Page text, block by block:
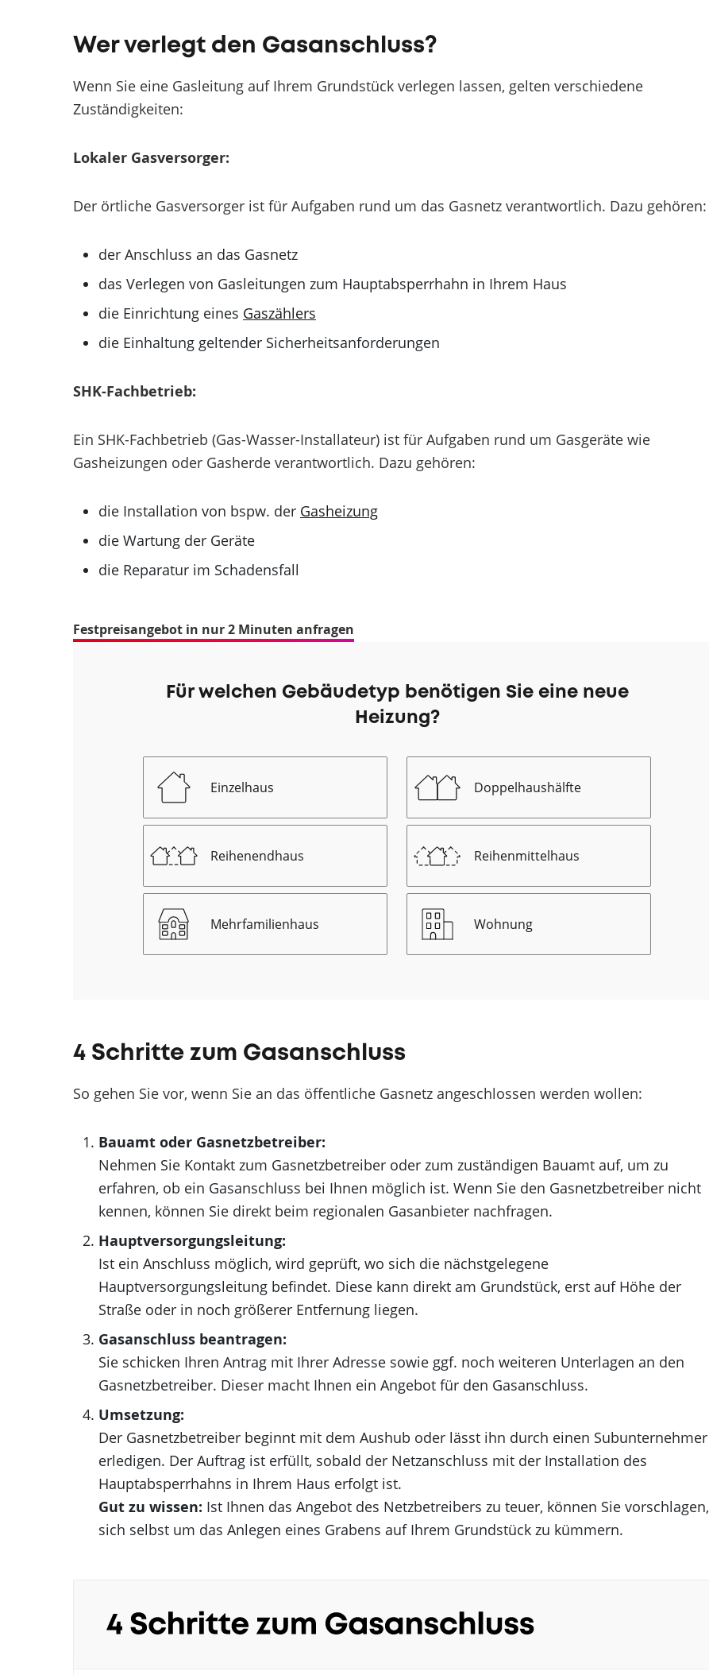
Wer verlegt den Gasanschluss?
Wenn Sie eine Gasleitung auf Ihrem Grundstück verlegen lassen, gelten verschiedene
Zuständigkeiten:
Lokaler Gasversorger:
Der örtliche Gasversorger ist für Aufgaben rund um das Gasnetz verantwortlich. Dazu gehören:
der Anschluss an das Gasnetz
das Verlegen von Gasleitungen zum Hauptabsperrhahn in Ihrem Haus
die Einrichtung eines Gaszählers
die Einhaltung geltender Sicherheitsanforderungen
SHK-Fachbetrieb:
Ein SHK-Fachbetrieb (Gas-Wasser-Installateur) ist für Aufgaben rund um Gasgeräte wie
Gasheizungen oder Gasherde verantwortlich. Dazu gehören:
die Installation von bspw. der Gasheizung
die Wartung der Geräte
die Reparatur im Schadensfall
Festpreisangebot in nur 2 Minuten anfragen
Für welchen Gebäudetyp benötigen Sie eine neue
Heizung?
Einzelhaus Doppelhaushälfte
Reihenendhaus Reihenmittelhaus
Mehrfamilienhaus Wohnung
4 Schritte zum Gasanschluss
So gehen Sie vor, wenn Sie an das öffentliche Gasnetz angeschlossen werden wollen:
Bauamt oder Gasnetzbetreiber:
Nehmen Sie Kontakt zum Gasnetzbetreiber oder zum zuständigen Bauamt auf, um zu
erfahren, ob ein Gasanschluss bei Ihnen möglich ist. Wenn Sie den Gasnetzbetreiber nicht
kennen, können Sie direkt beim regionalen Gasanbieter nachfragen.
Hauptversorgungsleitung:
Ist ein Anschluss möglich, wird geprüft, wo sich die nächstgelegene
Hauptversorgungsleitung befindet. Diese kann direkt am Grundstück, erst auf Höhe der
Straße oder in noch größerer Entfernung liegen.
Gasanschluss beantragen:
Sie schicken Ihren Antrag mit Ihrer Adresse sowie ggf. noch weiteren Unterlagen an den
Gasnetzbetreiber. Dieser macht Ihnen ein Angebot für den Gasanschluss.
Umsetzung:
Der Gasnetzbetreiber beginnt mit dem Aushub oder lässt ihn durch einen Subunternehmer
erledigen. Der Auftrag ist erfüllt, sobald der Netzanschluss mit der Installation des
Hauptabsperrhahns in Ihrem Haus erfolgt ist.
Gut zu wissen: Ist Ihnen das Angebot des Netzbetreibers zu teuer, können Sie vorschlagen,
sich selbst um das Anlegen eines Grabens auf Ihrem Grundstück zu kümmern.